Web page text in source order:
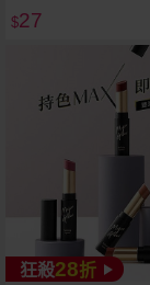
$27
狂殺28折